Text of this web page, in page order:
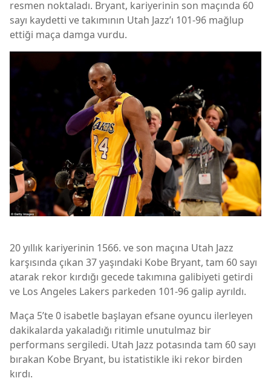
resmen noktaladı. Bryant, kariyerinin son maçında 60
sayı kaydetti ve takımının Utah Jazz’ı 101-96 mağlup
ettiği maça damga vurdu.
20 yıllık kariyerinin 1566. ve son maçına Utah Jazz
karşısında çıkan 37 yaşındaki Kobe Bryant, tam 60 sayı
atarak rekor kırdığı gecede takımına galibiyeti getirdi
ve Los Angeles Lakers parkeden 101-96 galip ayrıldı.
Maça 5’te 0 isabetle başlayan efsane oyuncu ilerleyen
dakikalarda yakaladığı ritimle unutulmaz bir
performans sergiledi. Utah Jazz potasında tam 60 sayı
bırakan Kobe Bryant, bu istatistikle iki rekor birden
kırdı.